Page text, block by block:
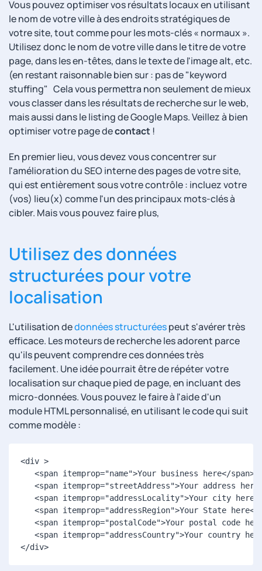
Vous pouvez optimiser vos résultats locaux en utilisant
le nom de votre ville à des endroits stratégiques de
votre site, tout comme pour les mots-clés « normaux ».
Utilisez donc le nom de votre ville dans le titre de votre
page, dans les en-têtes, dans le texte de l'image alt, etc.
(en restant raisonnable bien sur : pas de "keyword
stuffing" Cela vous permettra non seulement de mieux
vous classer dans les résultats de recherche sur le web,
mais aussi dans le listing de Google Maps. Veillez à bien
optimiser votre page decontact !
En premier lieu, vous devez vous concentrer sur
l'amélioration du SEO interne des pages de votre site,
qui est entièrement sous votre contrôle : incluez votre
(vos) lieu(x) comme l'un des principaux mots-clés à
cibler. Mais vous pouvez faire plus,
Utilisez des données
structurées pour votre
localisation
L'utilisation dedonnées structuréespeut s'avérer très
efficace. Les moteurs de recherche les adorent parce
qu'ils peuvent comprendre ces données très
facilement. Une idée pourrait être de répéter votre
localisation sur chaque pied de page, en incluant des
micro-données. Vous pouvez le faire à l'aide d'un
module HTML personnalisé, en utilisant le code qui suit
comme modèle :
<div >
<span itemprop="name">Your business here</
<span itemprop="streetAddress">Your address
<span itemprop="addressLocality">Your city
<span itemprop="addressRegion">Your State here</
<span itemprop="postalCode">Your postal code
<span itemprop="addressCountry">Your country
</div>